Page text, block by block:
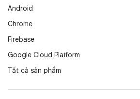
Android
Chrome
Firebase
Google Cloud Platform
Tất cả sản phẩm